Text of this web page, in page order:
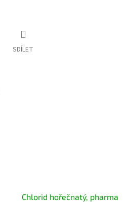
SDÍLET
Chlorid hořečnatý, pharma